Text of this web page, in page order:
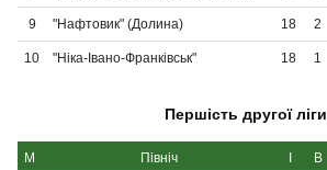
9 "Нафтовик" (Долина) 18 2
10 "Ніка-Івано-Франківськ" 18 1
Першість другої ліги
М Північ В